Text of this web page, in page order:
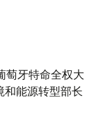
萄牙特命全权大
和能源转型部长